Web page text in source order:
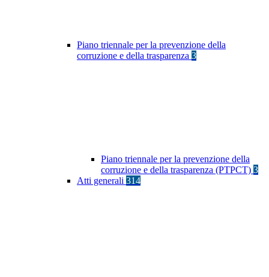
Piano triennale per la prevenzione della
corruzione e della trasparenza 3
Piano triennale per la prevenzione della
corruzione e della trasparenza (PTPCT) 3
Atti generali 314